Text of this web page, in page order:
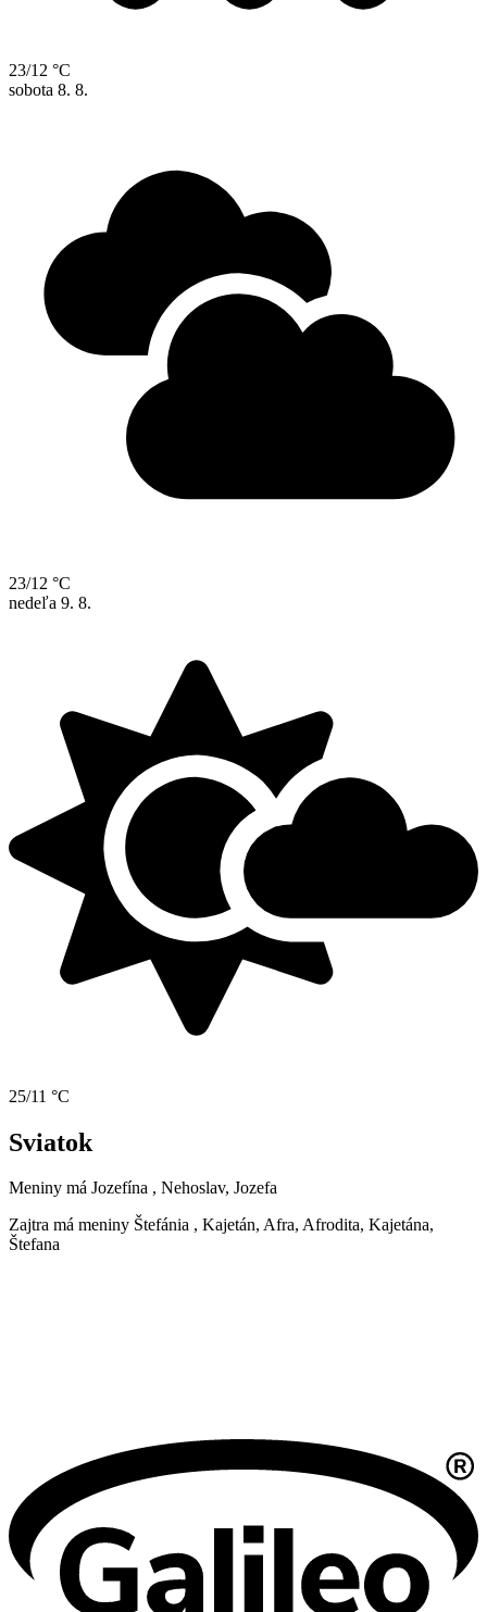
23/12 °C
sobota 8. 8.
23/12 °C
nedeľa 9. 8.
25/11 °C
Sviatok
Meniny má Jozefína , Nehoslav, Jozefa
Zajtra má meniny Štefánia , Kajetán, Afra, Afrodita, Kajetána,
Štefana